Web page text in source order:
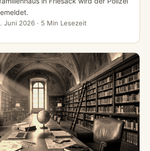
Juni 2026 · 5 Min Lesezeit